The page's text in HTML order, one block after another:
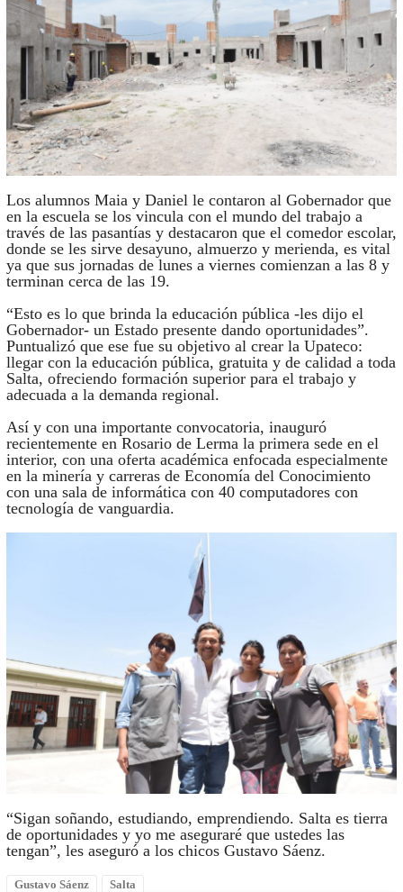
Los alumnos Maia y Daniel le contaron al Gobernador que
en la escuela se los vincula con el mundo del trabajo a
través de las pasantías y destacaron que el comedor escolar,
donde se les sirve desayuno, almuerzo y merienda, es vital
ya que sus jornadas de lunes a viernes comienzan a las 8 y
terminan cerca de las 19.
“Esto es lo que brinda la educación pública -les dijo el
Gobernador- un Estado presente dando oportunidades”.
Puntualizó que ese fue su objetivo al crear la Upateco:
llegar con la educación pública, gratuita y de calidad a toda
Salta, ofreciendo formación superior para el trabajo y
adecuada a la demanda regional.
Así y con una importante convocatoria, inauguró
recientemente en Rosario de Lerma la primera sede en el
interior, con una oferta académica enfocada especialmente
en la minería y carreras de Economía del Conocimiento
con una sala de informática con 40 computadores con
tecnología de vanguardia.
“Sigan soñando, estudiando, emprendiendo. Salta es tierra
de oportunidades y yo me aseguraré que ustedes las
tengan”, les aseguró a los chicos Gustavo Sáenz.
Gustavo Sáenz Salta